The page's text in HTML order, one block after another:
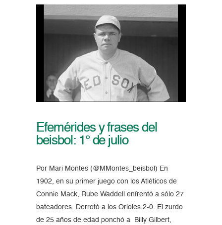
Efemérides y frases del
beisbol: 1° de julio
Por Mari Montes (@MMontes_beisbol) En
1902, en su primer juego con los Atléticos de
Connie Mack, Rube Waddell enfrentó a sólo 27
bateadores. Derrotó a los Orioles 2-0. El zurdo
de 25 años de edad ponchó a Billy Gilbert,